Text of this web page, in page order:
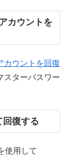
カウントを
カウントを回復
スターパスワー
復する
使用して